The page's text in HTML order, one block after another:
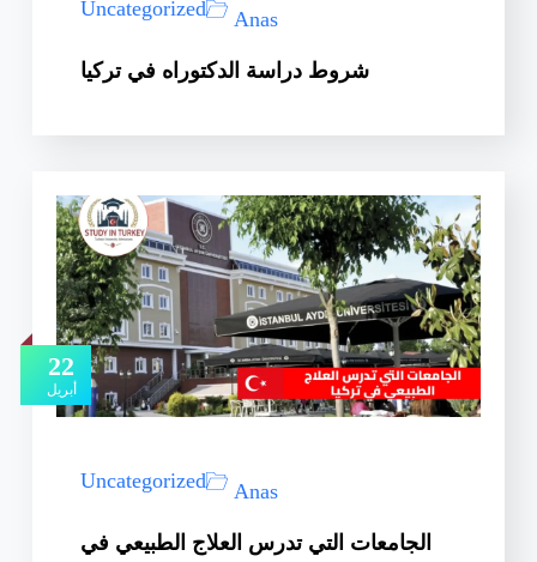
Anas
Uncategorized
شروط دراسة الدكتوراه في تركيا
22
أبريل
Anas
Uncategorized
الجامعات التي تدرس العلاج الطبيعي في